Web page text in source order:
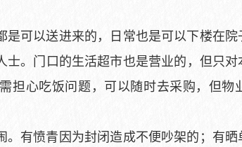
可以送进来的，日常也是可以下楼在院
。门口的生活超市也是营业的，但只
担心吃饭问题，可以随时去采购，但物
有愤青因为封闭造成不便吵架的；有晒